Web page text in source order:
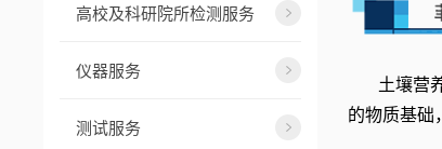
高校及科研院所检测服务
仪器服务
测试服务
土壤营
的物质基础